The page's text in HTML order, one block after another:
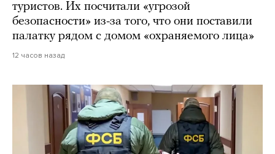
туристов. Их посчитали «угрозой
безопасности» из-за того, что они поставили
палатку рядом с домом «охраняемого лица»
12 часов назад